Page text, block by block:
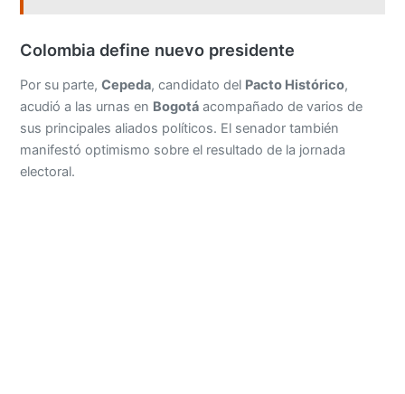
Colombia define nuevo presidente
Por su parte,Cepeda, candidato del Pacto Histórico,
acudió a las urnas en Bogotá acompañado de varios de
sus principales aliados políticos. El senador también
manifestó optimismo sobre el resultado de la jornada
electoral.